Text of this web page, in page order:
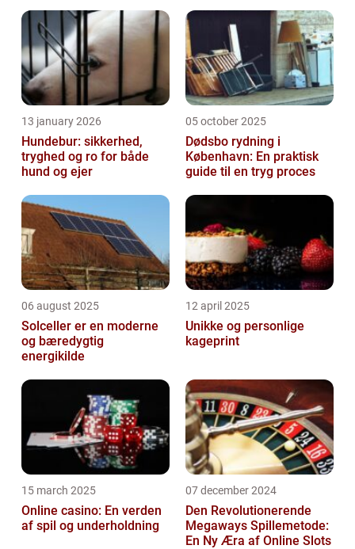
13 january 2026
Hundebur: sikkerhed,
tryghed og ro for både
hund og ejer
05 october 2025
Dødsbo rydning i
København: En praktisk
guide til en tryg proces
06 august 2025
Solceller er en moderne
og bæredygtig
energikilde
12 april 2025
Unikke og personlige
kageprint
15 march 2025
Online casino: En verden
af spil og underholdning
07 december 2024
Den Revolutionerende
Megaways Spillemetode:
En Ny Æra af Online Slots